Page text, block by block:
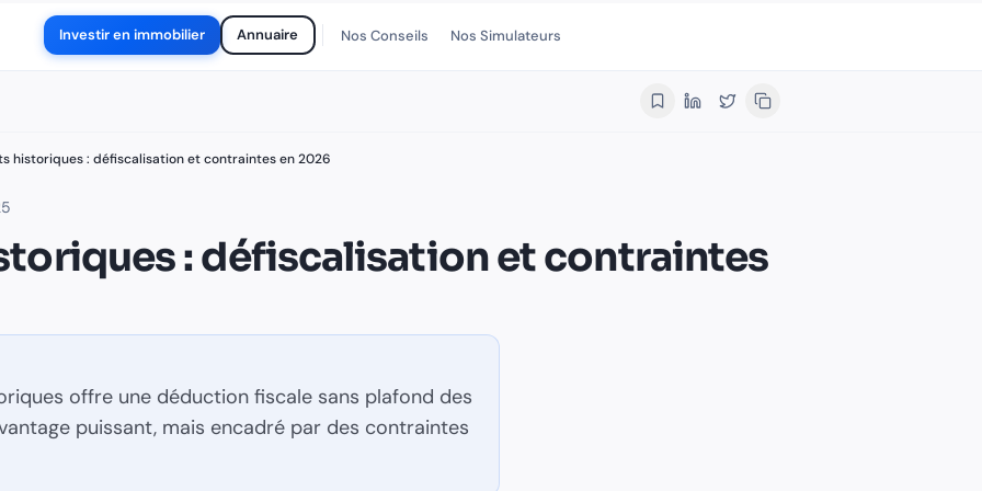
plafond des travaux de restauration. Un avantage puissant, mais encadré par des…
d'un auteur nommé : le site est édité par une organisation.
Qui écrit les articles de Finalib
Investir en immobilier Annuaire Nos Conseils Nos Simulateurs
historiques : défiscalisation et contraintes en 2026
: défiscalisation et contraintes
offre une déduction fiscale sans plafond des
puissant, mais encadré par des contraintes